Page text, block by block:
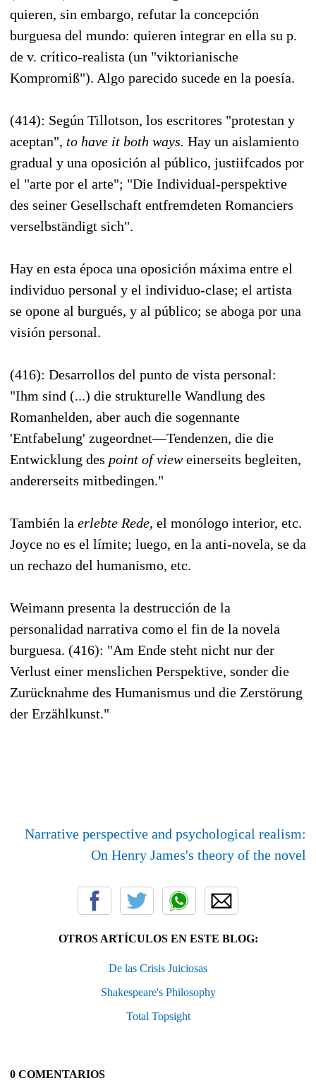
quieren, sin embargo, refutar la concepción
burguesa del mundo: quieren integrar en ella su p.
de v. crítico-realista (un "viktorianische
Kompromiß"). Algo parecido sucede en la poesía.
(414): Según Tillotson, los escritores "protestan y
aceptan", to have it both ways. Hay un aislamiento
gradual y una oposición al público, justiifcados por
el "arte por el arte"; "Die Individual-perspektive
des seiner Gesellschaft entfremdeten Romanciers
verselbständigt sich".
Hay en esta época una oposición máxima entre el
individuo personal y el individuo-clase; el artista
se opone al burgués, y al público; se aboga por una
visión personal.
(416): Desarrollos del punto de vista personal:
"Ihm sind (...) die strukturelle Wandlung des
Romanhelden, aber auch die sogennante
'Entfabelung' zugeordnet—Tendenzen, die die
Entwicklung des point of vieweinerseits begleiten,
andererseits mitbedingen."
También la erlebte Rede, el monólogo interior, etc.
Joyce no es el límite; luego, en la anti-novela, se da
un rechazo del humanismo, etc.
Weimann presenta la destrucción de la
personalidad narrativa como el fin de la novela
burguesa. (416): "Am Ende steht nicht nur der
Verlust einer menslichen Perspektive, sonder die
Zurücknahme des Humanismus und die Zerstörung
der Erzählkunst."
Narrative perspective and psychological realism:
On Henry James's theory of the novel
OTROS ARTÍCULOS EN ESTE BLOG:
De las Crisis Juiciosas
Shakespeare's Philosophy
Total Topsight
0 COMENTARIOS